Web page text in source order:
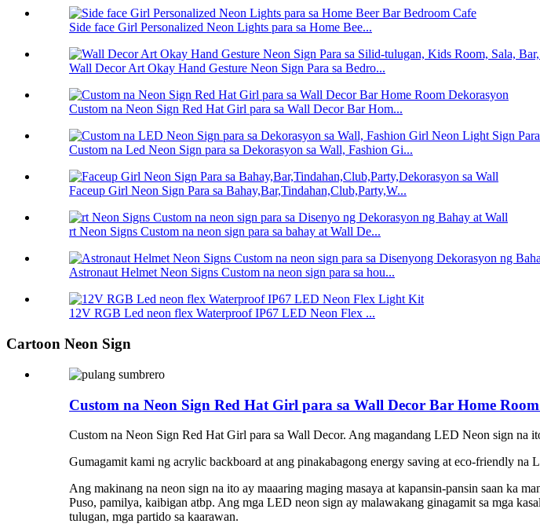
Side face Girl Personalized Neon Lights para sa Home Bee...
Wall Decor Art Okay Hand Gesture Neon Sign Para sa Bedro...
Custom na Neon Sign Red Hat Girl para sa Wall Decor Bar Hom...
Custom na Led Neon Sign para sa Dekorasyon sa Wall, Fashion Gi...
Faceup Girl Neon Sign Para sa Bahay,Bar,Tindahan,Club,Party,W...
rt Neon Signs Custom na neon sign para sa bahay at Wall De...
Astronaut Helmet Neon Signs Custom na neon sign para sa hou...
12V RGB Led neon flex Waterproof IP67 LED Neon Flex ...
Cartoon Neon Sign
Custom na Neon Sign Red Hat Girl para sa Wall Decor Bar Home
Custom na Neon Sign Red Hat Girl para sa Wall Decor. Ang magandang LED Neon sign na
Gumagamit kami ng acrylic backboard at ang pinakabagong energy saving at eco-friendly na
Ang makinang na neon sign na ito ay maaaring maging masaya at kapansin-pansin saan ka
Puso, pamilya, kaibigan atbp. Ang mga LED neon sign ay malawakang ginagamit sa mga
tulugan, mga partido sa kaarawan.